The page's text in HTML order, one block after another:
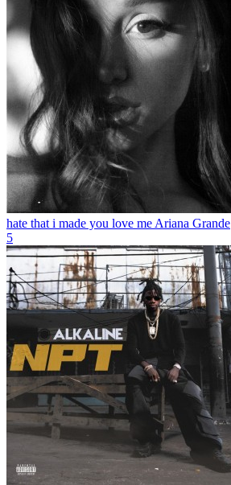
hate that i made you love me Ariana Grande
5